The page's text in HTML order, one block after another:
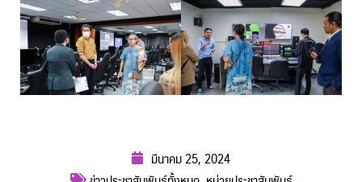
มีนาคม 25, 2024